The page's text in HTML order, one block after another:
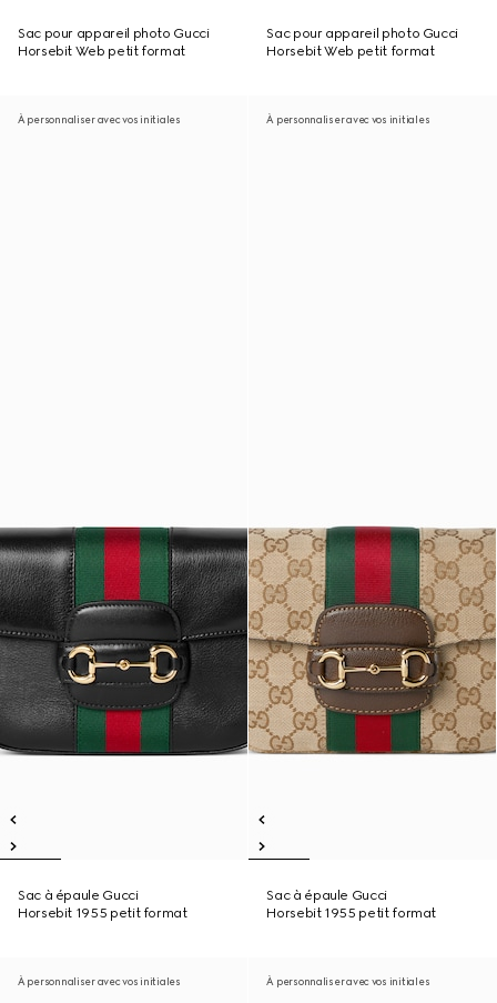
Sac pour appareil photo Gucci
Horsebit Web petit format
Sac pour appareil photo Gucci
Horsebit Web petit format
À personnaliser avec vos initiales
Sac à épaule Gucci
Horsebit 1955 petit format
À personnaliser avec vos initiales
Sac à épaule Gucci
Horsebit 1955 petit format
À personnaliser avec vos initiales À personnaliser avec vos initiales